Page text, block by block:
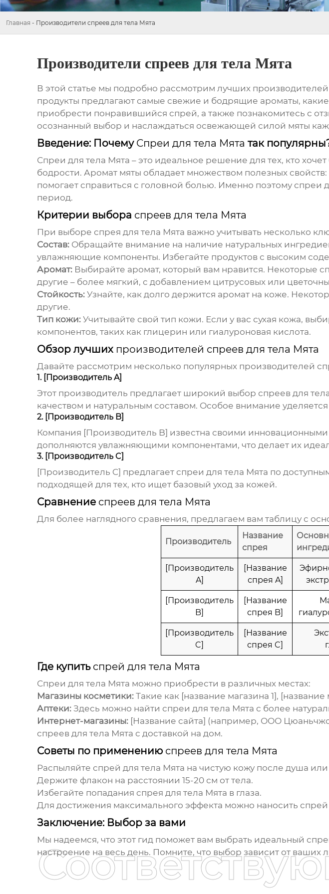
Главная - Производители спреев для тела Мята
Производители спреев для тела Мята
В этой статье мы подробно рассмотрим лучших
продукты предлагают самые свежие и бодрящие ароматы, какие
приобрести понравившийся спрей, а также познакомитесь с
осознанный выбор и наслаждаться освежающей силой мяты
Введение: Почему Спреи для тела Мята так
Спреи для тела Мята – это идеальное решение для тех, кто
бодрости. Аромат мяты обладает множеством полезных
помогает справиться с головной болью. Именно поэтому спреи
период.
Критерии выбора спреев для тела Мята
При выборе спрея для тела Мята важно учитывать несколько
Состав:Обращайте внимание на наличие натуральных
увлажняющие компоненты. Избегайте продуктов с высоким
Аромат:Выбирайте аромат, который вам нравится. Некоторые
другие – более мягкий, с добавлением цитрусовых или
Стойкость:Узнайте, как долго держится аромат на коже.
другие.
Тип кожи:Учитывайте свой тип кожи. Если у вас сухая кожа,
компонентов, таких как глицерин или гиалуроновая кислота.
Обзор лучших производителей спреев для тела Мята
Давайте рассмотрим несколько популярных производителей
1. [Производитель A]
Этот производитель предлагает широкий выбор спреев для
качеством и натуральным составом. Особое внимание
2. [Производитель B]
Компания [Производитель B] известна своими
дополняются увлажняющими компонентами, что делает их
3. [Производитель C]
[Производитель C] предлагает спреи для тела Мята по
подходящей для тех, кто ищет базовый уход за кожей.
Сравнение спреев для тела Мята
Для более наглядного сравнения, предлагаем вам таблицу с
Производитель
Название
спрея
[Производитель
A]
[Название
спрея A]
[Производитель
B]
[Название
спрея B]
[Производитель
C]
[Название
спрея C]
Где купить спрей для тела Мята
Спреи для тела Мята можно приобрести в различных местах:
Магазины косметики:Такие как [название магазина 1], [название
Аптеки:Здесь можно найти спреи для тела Мята с более
Интернет-магазины:[Название сайта] (например, ООО
спреев для тела Мята с доставкой на дом.
Советы по применению спреев для тела Мята
Распыляйте спрей для тела Мята на чистую кожу после душа
Держите флакон на расстоянии 15-20 см от тела.
Избегайте попадания спрея для тела Мята в глаза.
Для достижения максимального эффекта можно наносить спрей
Заключение: Выбор за вами
Мы надеемся, что этот гид поможет вам выбрать идеальный
настроение на весь день. Помните, что выбор зависит от